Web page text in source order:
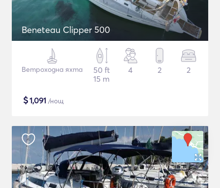
Beneteau Clipper 500
Ветроходна яхта
50 ft
15 m
4 2 2
$1,091 /нощ